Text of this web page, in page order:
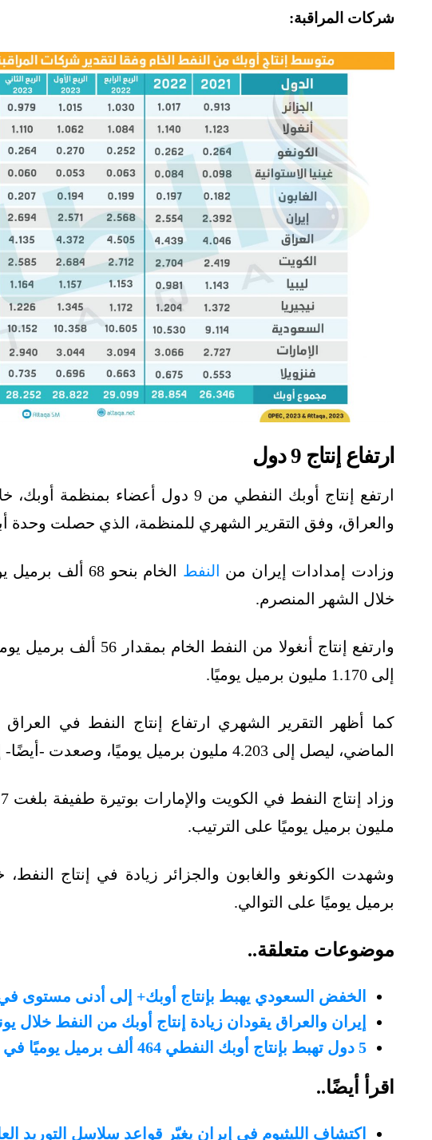
شركات المراقبة:
ارتفاع إنتاج 9 دول
والعراق، وفق التقرير الشهري للمنظمة، الذي حصلت وحدة
وزادت إمدادات إيران من النفط
خلال الشهر المنصرم.
وارتفع إنتاج أنغولا من
إلى 1.170 مليون برميل يوميًا.
الماضي، ليصل إلى 4.203 مليون برميل يوميًا، وصعدت -أيضًا- إمدادات فنزويلا بمقدار 37 ألفًا.
مليون برميل يوميًا على الترتيب.
برميل يوميًا على التوالي.
موضوعات متعلقة..
الخفض السعودي يهبط بإنتاج أوبك+ إلى أدنى مستوى
إيران والعراق يقودان زيادة إنتاج أوبك من النفط خلال
5 دول تهبط بإنتاج أوبك النفطي 464 ألف برميل يوميًا في مايو
اقرأ أيضًا..
اكتشاف الليثيوم في إيران يغيّر قواعد سلاسل التوريد